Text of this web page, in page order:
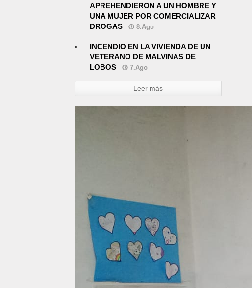
APREHENDIERON A UN HOMBRE Y
UNA MUJER POR COMERCIALIZAR
DROGAS
8.Ago
INCENDIO EN LA VIVIENDA DE UN
VETERANO DE MALVINAS DE
LOBOS
7.Ago
Leer más